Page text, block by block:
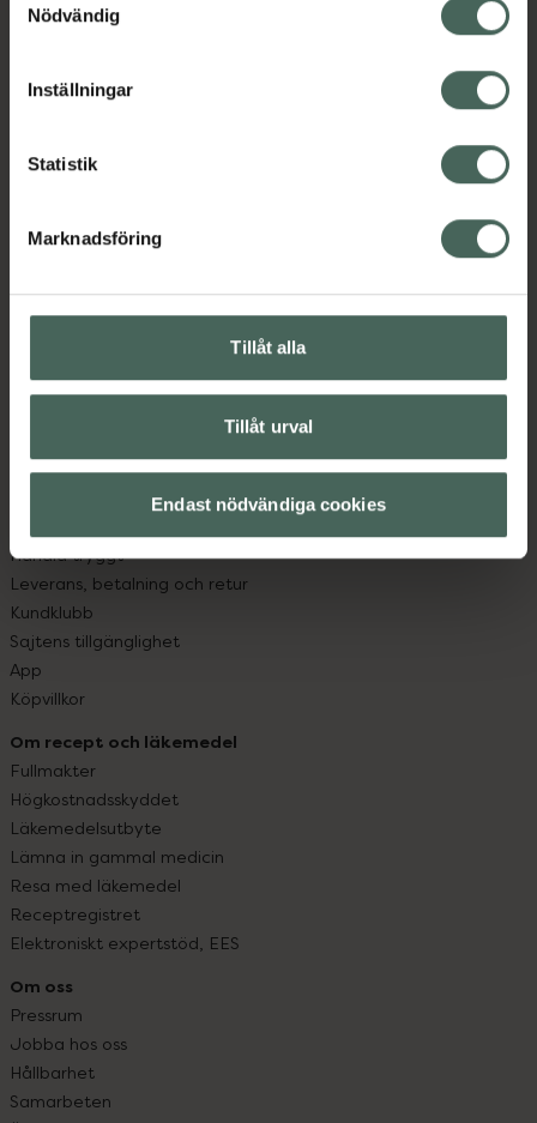
återkalla ditt samtycke via webbplatsens
cookieinställningar. Ett återkallat samtycke påverkar inte
lagligheten av behandling som skett innan återkallelsen.
Nödvändig
Inställningar
Statistik
Marknadsföring
Tillåt alla
Tillåt urval
Endast nödvändiga cookies
Kronans Apotek finns här för dig. Du hittar oss från Skåne i
datorn. Oavsett vem du är så är det vårt uppdrag att
hjälpa just dig att må lite bättre. Välkommen att prata
med oss.
Kontakta oss
Handla tryggt
Leverans, betalning och retur
Kundklubb
Sajtens tillgänglighet
App
Köpvillkor
Om recept och läkemedel
Fullmakter
Högkostnadsskyddet
Läkemedelsutbyte
Lämna in gammal medicin
Resa med läkemedel
Receptregistret
Elektroniskt expertstöd, EES
Om oss
Pressrum
Jobba hos oss
Hållbarhet
Samarbeten